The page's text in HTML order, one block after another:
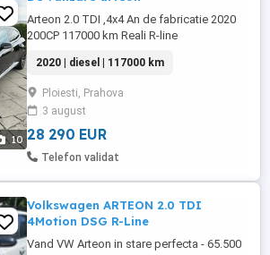
10
Arteon 2.0 TDI ,4x4 An de fabricatie 2020
200CP 117000 km Reali R-line
stanga dreapta Scaune incalzit cu
memorie si masaj Încălzire in bancheta din
spate Încălzire auxiliara Interior piele
(Scaune+bord) Volan piele Volan incalzit
Comenzi pe Volan Padele Pilot ...
2020 | diesel | 117000 km
Ploiesti, Prahova
3 august
28 290 EUR
Telefon validat
Volkswagen ARTEON 2.0 TDI
4Motion DSG R-Line
Vand VW Arteon in stare perfecta - 65.500